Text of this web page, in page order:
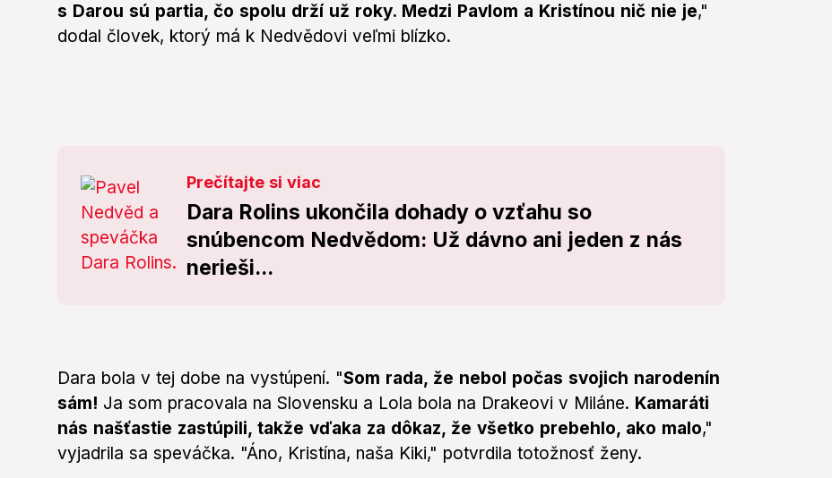
s Darou sú partia, čo spolu drží už roky. Medzi Pavlom a Kristínou nič nie je,"
dodal človek, ktorý má k Nedvědovi veľmi blízko.
Prečítajte si viac
Dara Rolins ukončila dohady o vzťahu so
snúbencom Nedvědom: Už dávno ani jeden z nás
nerieši...
Dara bola v tej dobe na vystúpení. "Som rada, že nebol počas svojich narodenín
sám! Ja som pracovala na Slovensku a Lola bola na Drakeovi v Miláne. Kamaráti
nás našťastie zastúpili, takže vďaka za dôkaz, že všetko prebehlo, ako malo,"
vyjadrila sa speváčka. "Áno, Kristína, naša Kiki," potvrdila totožnosť ženy.